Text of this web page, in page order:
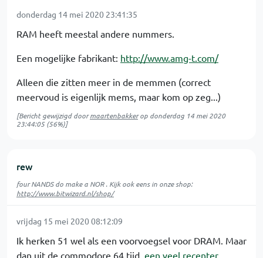
donderdag 14 mei 2020 23:41:35
RAM heeft meestal andere nummers.
Een mogelijke fabrikant: http://www.amg-t.com/
Alleen die zitten meer in de memmen (correct
meervoud is eigenlijk mems, maar kom op zeg...)
[Bericht gewijzigd doormaartenbakkerop donderdag 14 mei 2020
23:44:05(56%)]
rew
four NANDS do make a NOR . Kijk ook eens in onze shop:
http://www.bitwizard.nl/shop/
vrijdag 15 mei 2020 08:12:09
Ik herken 51 wel als een voorvoegsel voor DRAM. Maar
dan uit de commodore 64 tijd. een veel recenter